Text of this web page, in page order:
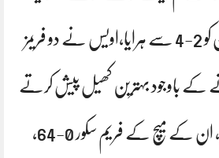
کے میندسائیکان ایرڈن کو 2-4 سے ہرایا،اویس نے دو فریمز
باوجود بہترین کھیل پیش کرتے
ہوئے میچ اپنے نام کیا، ان کے میچ کے فریم سکور 0-64،